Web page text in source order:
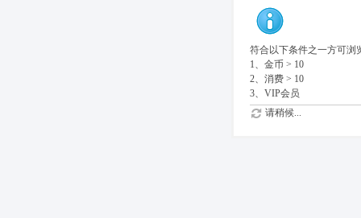
符合以下条件之一方可浏
1、金币 > 10
2、消费 > 10
3、VIP会员
请稍候...